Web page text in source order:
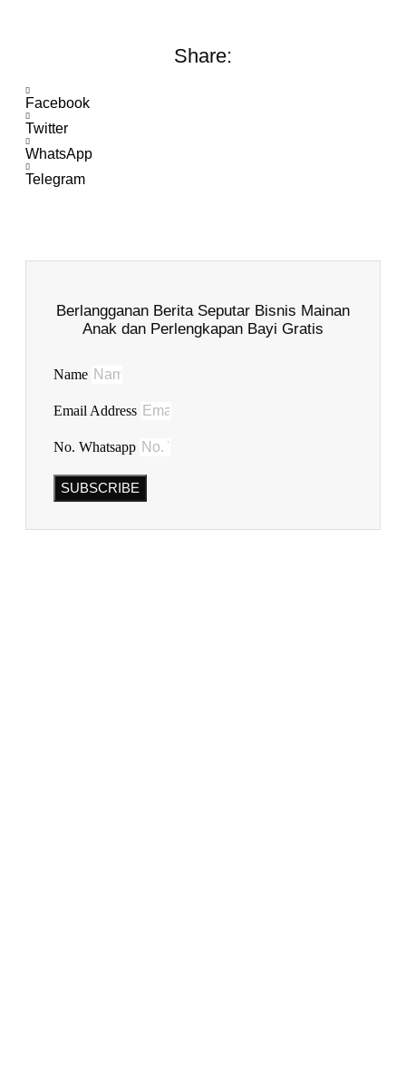
Share:
Facebook
Twitter
WhatsApp
Telegram
Berlangganan Berita Seputar Bisnis Mainan
Anak dan Perlengkapan Bayi Gratis
Name
Email Address
No. Whatsapp
SUBSCRIBE